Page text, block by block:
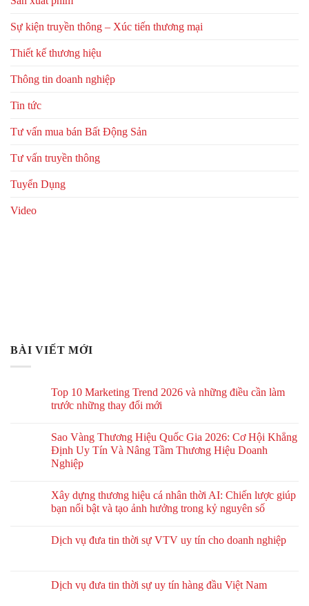
Sự kiện truyền thông – Xúc tiến thương mại
Thiết kế thương hiệu
Thông tin doanh nghiệp
Tin tức
Tư vấn mua bán Bất Động Sản
Tư vấn truyền thông
Tuyển Dụng
Video
BÀI VIẾT MỚI
Top 10 Marketing Trend 2026 và những điều cần làm
trước những thay đổi mới
Sao Vàng Thương Hiệu Quốc Gia 2026: Cơ Hội Khẳng
Định Uy Tín Và Nâng Tầm Thương Hiệu Doanh
Nghiệp
Xây dựng thương hiệu cá nhân thời AI: Chiến lược giúp
bạn nổi bật và tạo ảnh hưởng trong kỷ nguyên số
Dịch vụ đưa tin thời sự VTV uy tín cho doanh nghiệp
Dịch vụ đưa tin thời sự uy tín hàng đầu Việt Nam